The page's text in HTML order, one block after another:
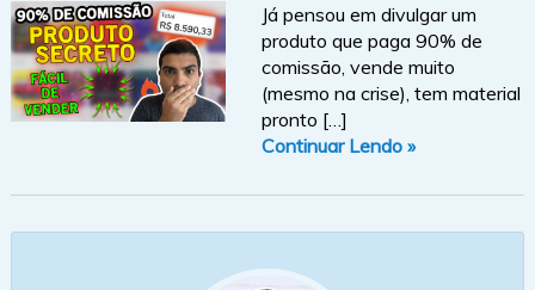
Já pensou em divulgar um
produto que paga 90% de
comissão, vende muito
(mesmo na crise), tem material
pronto […]
Continuar Lendo »